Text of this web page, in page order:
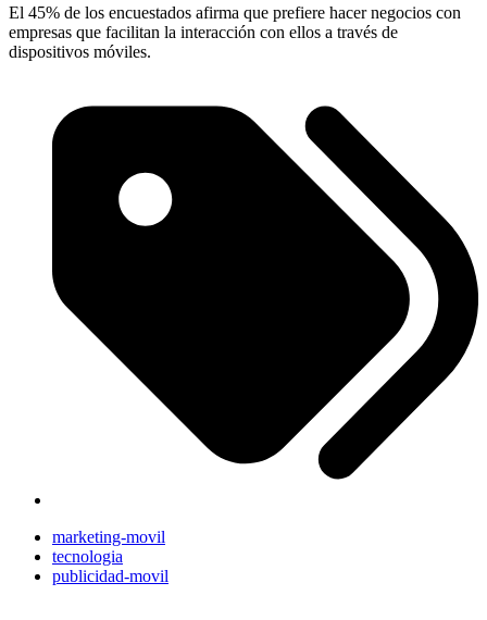
El 45% de los encuestados afirma que prefiere hacer negocios con
empresas que facilitan la interacción con ellos a través de
dispositivos móviles.
marketing-movil
tecnologia
publicidad-movil